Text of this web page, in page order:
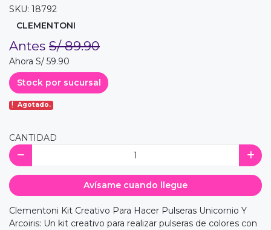
SKU: 18792
CLEMENTONI
Antes S/ 89.90
Ahora S/ 59.90
Stock por sucursal
Agotado.
CANTIDAD
Avísame cuando llegue
Clementoni Kit Creativo Para Hacer Pulseras Unicornio Y
Arcoiris: Un kit creativo para realizar pulseras de colores con